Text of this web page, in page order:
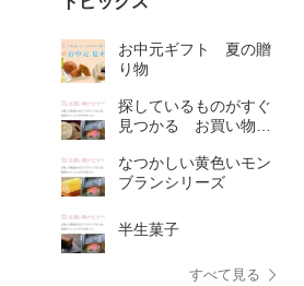
お中元ギフト 夏の贈
り物
探しているものがすぐ
見つかる お買い物ナ
なつかしい黄色いモン
ブランシリーズ
半生菓子
すべて見る